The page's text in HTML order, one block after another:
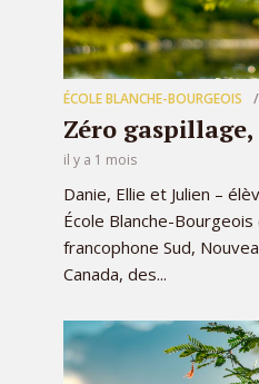
ÉCOLE BLANCHE-BOURGEOIS
Zéro
il y a 1 mois
Danie, Ellie et Julien –
École Blanche-
francophone Sud,
Canada, des...